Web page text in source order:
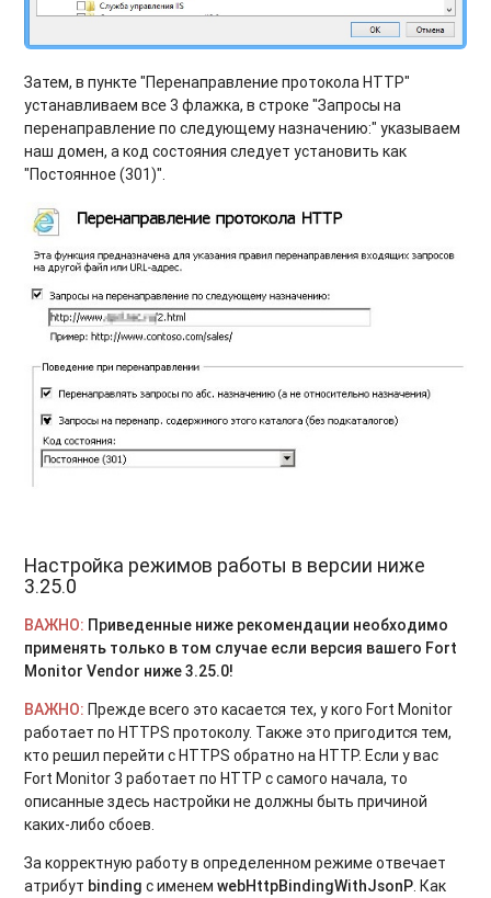
Затем, в пункте "Перенаправление протокола HTTP"
устанавливаем все 3 флажка, в строке "Запросы на
перенаправление по следующему назначению:" указываем
наш домен, а код состояния следует установить как
"Постоянное (301)".
Настройка режимов работы в версии ниже
3.25.0
ВАЖНО: Приведенные ниже рекомендации необходимо
применять только в том случае если версия вашего Fort
Monitor Vendor ниже 3.25.0!
ВАЖНО: Прежде всего это касается тех, у кого Fort Monitor
работает по HTTPS протоколу. Также это пригодится тем,
кто решил перейти с HTTPS обратно на HTTP. Если у вас
Fort Monitor 3 работает по HTTP с самого начала, то
описанные здесь настройки не должны быть причиной
каких-либо сбоев.
За корректную работу в определенном режиме отвечает
атрибут binding с именемwebHttpBindingWithJsonP. Как